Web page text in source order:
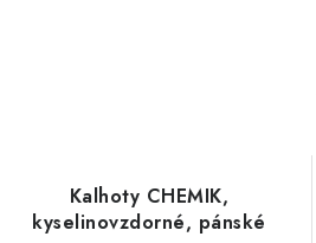
Kalhoty CHEMIK,
kyselinovzdorné, pánské